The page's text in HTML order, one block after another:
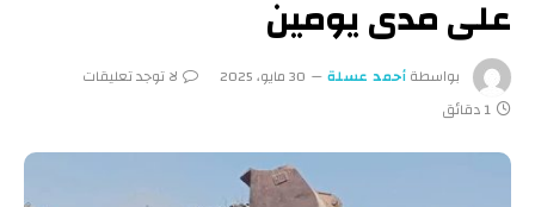
على مدى يومين
بواسطةأحمد عسلة 30 مايو، 2025
لا توجد تعليقات
1 دقائق